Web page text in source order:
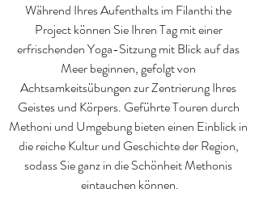
Während Ihres Aufenthalts im Filanthi the
Project können Sie Ihren Tag mit einer
erfrischenden Yoga-Sitzung mit Blick auf das
Meer beginnen, gefolgt von
Achtsamkeitsübungen zur Zentrierung Ihres
Geistes und Körpers. Geführte Touren durch
Methoni und Umgebung bieten einen Einblick in
die reiche Kultur und Geschichte der Region,
sodass Sie ganz in die Schönheit Methonis
eintauchen können.